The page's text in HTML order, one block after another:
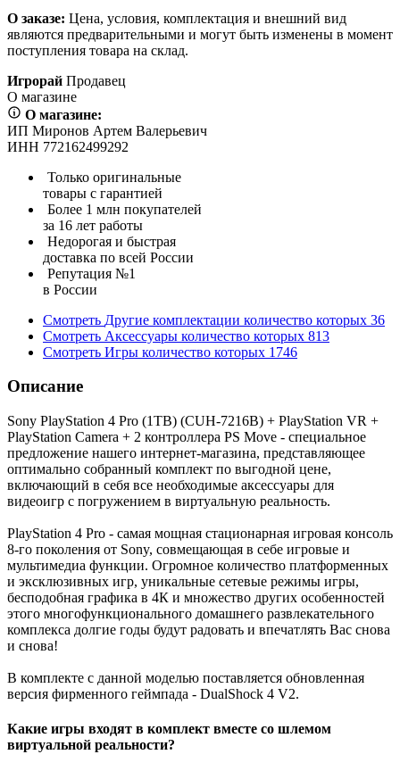
О заказе: Цена, условия, комплектация и внешний вид
являются предварительными и могут быть изменены в момент
поступления товара на склад.
Игрорай Продавец
О магазине
О магазине:
ИП Миронов Артем Валерьевич
ИНН 772162499292
Только оригинальные
товары с гарантией
Более 1 млн покупателей
за 16 лет работы
Недорогая и быстрая
доставка по всей России
Репутация №1
в России
Смотреть Другие комплектации количество которых 36
Смотреть Аксессуары количество которых 813
Смотреть Игры количество которых 1746
Описание
Sony PlayStation 4 Pro (1TB) (CUH-7216B) + PlayStation VR +
PlayStation Camera + 2 контроллера PS Move - специальное
предложение нашего интернет-магазина, представляющее
оптимально собранный комплект по выгодной цене,
включающий в себя все необходимые аксессуары для
видеоигр с погружением в виртуальную реальность.
PlayStation 4 Pro - самая мощная стационарная игровая консоль
8-го поколения от Sony, совмещающая в себе игровые и
мультимедиа функции. Огромное количество платформенных
и эксклюзивных игр, уникальные сетевые режимы игры,
бесподобная графика в 4К и множество других особенностей
этого многофункционального домашнего развлекательного
комплекса долгие годы будут радовать и впечатлять Вас снова
и снова!
В комплекте с данной моделью поставляется обновленная
версия фирменного геймпада - DualShock 4 V2.
Какие игры входят в комплект вместе со шлемом
виртуальной реальности?